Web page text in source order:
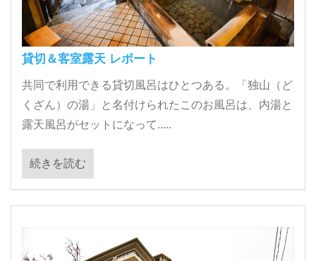
貸切＆客室露天 レポート
共同で利用できる貸切風呂はひとつある。「独山（ど
くざん）の湯」と名付けられたこのお風呂は、内湯と
露天風呂がセットになって.....
続きを読む